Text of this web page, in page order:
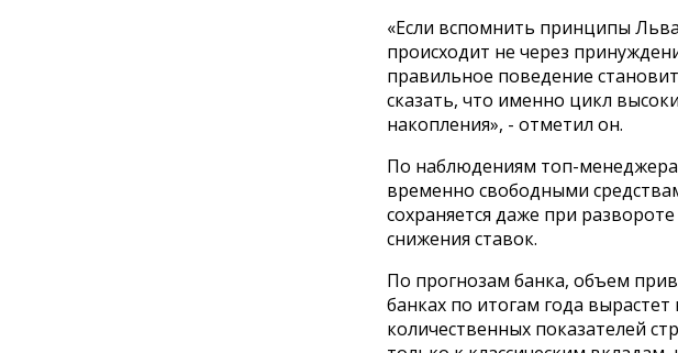
«Если вспомнить принципы
происходит не через
правильное поведение
сказать, что именно цикл
накопления», - отметил он.
По наблюдениям топ-
временно свободными
сохраняется даже при
снижения ставок.
По прогнозам банка, объем
банках по итогам года
количественных показателей